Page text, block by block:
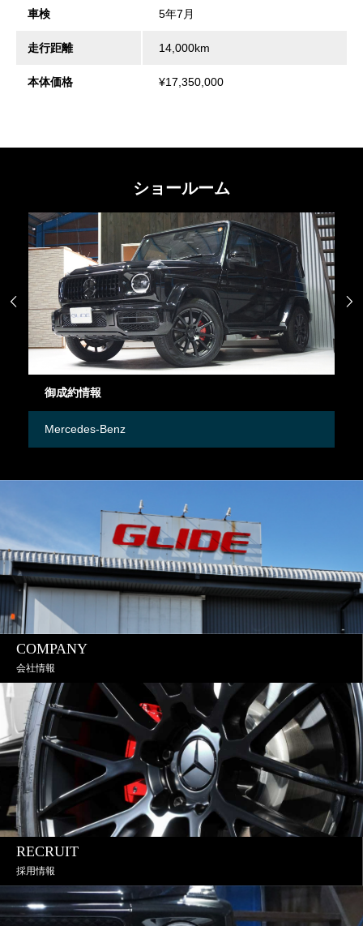
車検 5年7月
走行距離 14,000km
本体価格 ¥17,350,000
ショールーム
御成約情報
Mercedes-Benz
 
COMPANY
会社情報
RECRUIT
採用情報